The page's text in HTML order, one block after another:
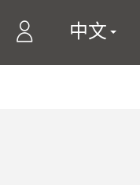
中文